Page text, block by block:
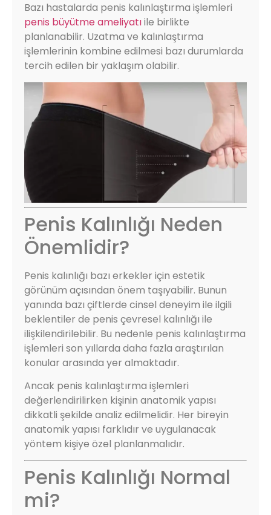
Bazı hastalarda penis kalınlaştırma işlemleri
penis büyütme ameliyatıile birlikte
planlanabilir. Uzatma ve kalınlaştırma
işlemlerinin kombine edilmesi bazı durumlarda
tercih edilen bir yaklaşım olabilir.
Penis Kalınlığı Neden
Önemlidir?
Penis kalınlığı bazı erkekler için estetik
görünüm açısından önem taşıyabilir. Bunun
yanında bazı çiftlerde cinsel deneyim ile ilgili
beklentiler de penis çevresel kalınlığı ile
ilişkilendirilebilir. Bu nedenle penis kalınlaştırma
işlemleri son yıllarda daha fazla araştırılan
konular arasında yer almaktadır.
Ancak penis kalınlaştırma işlemleri
değerlendirilirken kişinin anatomik yapısı
dikkatli şekilde analiz edilmelidir. Her bireyin
anatomik yapısı farklıdır ve uygulanacak
yöntem kişiye özel planlanmalıdır.
Penis Kalınlığı Normal
mi?